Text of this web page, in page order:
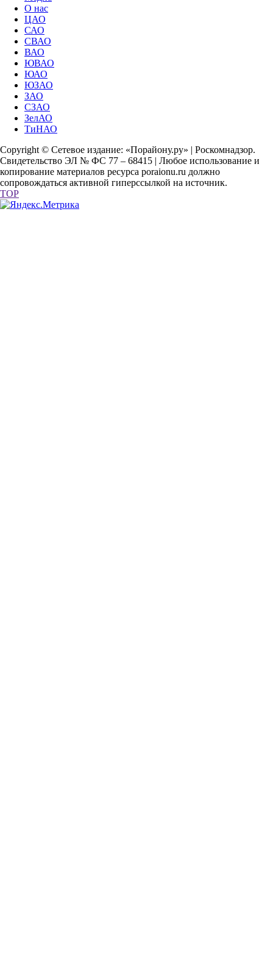
О нас
ЦАО
САО
СВАО
ВАО
ЮВАО
ЮАО
ЮЗАО
ЗАО
СЗАО
ЗелАО
ТиНАО
Copyright © Сетевое издание: «Порайону.ру» | Роскомнадзор.
Свидетельство ЭЛ № ФС 77 – 68415 | Любое использование и
копирование материалов ресурса poraionu.ru должно
сопровождаться активной гиперссылкой на источник.
TOP